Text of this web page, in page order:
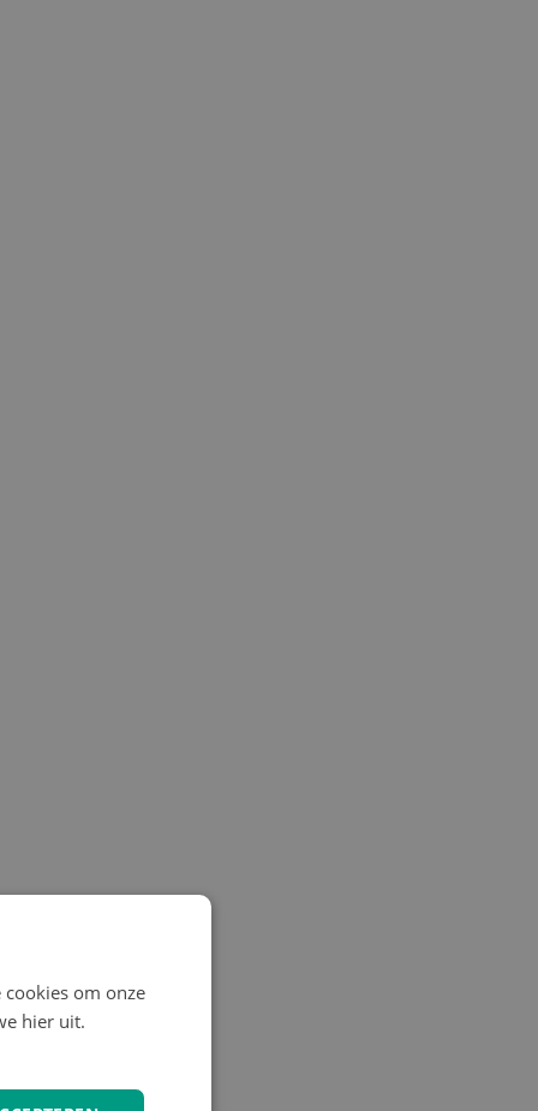
om onze
hier uit.